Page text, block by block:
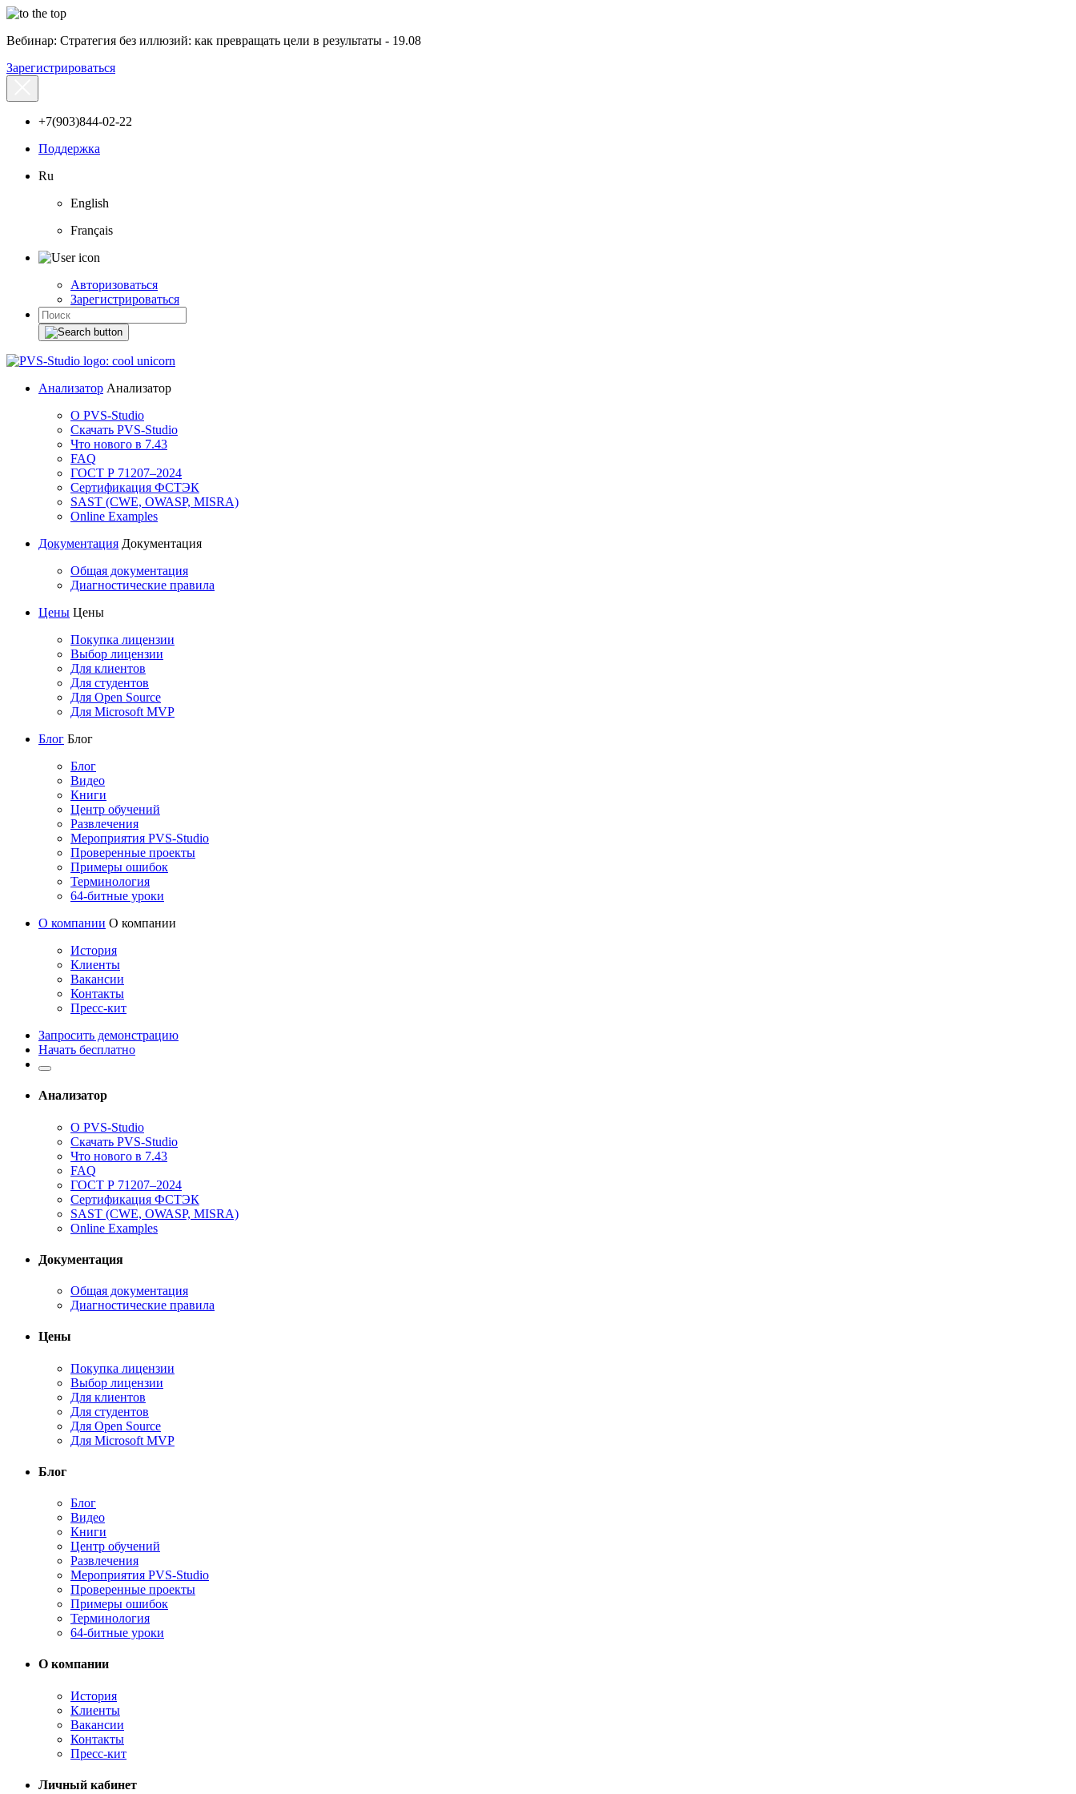
Вебинар: Стратегия без иллюзий: как превращать цели в результаты - 19.08
Зарегистрироваться
+7(903)844-02-22
Поддержка
Ru
English
Français
Авторизоваться
Зарегистрироваться
Анализатор Анализатор
О PVS-Studio
Скачать PVS-Studio
Что нового в 7.43
FAQ
ГОСТ Р 71207–2024
Сертификация ФСТЭК
SAST (CWE, OWASP, MISRA)
Online Examples
Документация Документация
Общая документация
Диагностические правила
Цены Цены
Покупка лицензии
Выбор лицензии
Для клиентов
Для студентов
Для Open Source
Для Microsoft MVP
Блог Блог
Блог
Видео
Книги
Центр обучений
Развлечения
Мероприятия PVS-Studio
Проверенные проекты
Примеры ошибок
Терминология
64-битные уроки
О компании О компании
История
Клиенты
Вакансии
Контакты
Пресс-кит
Запросить демонстрацию
Начать бесплатно
Анализатор
О PVS-Studio
Скачать PVS-Studio
Что нового в 7.43
FAQ
ГОСТ Р 71207–2024
Сертификация ФСТЭК
SAST (CWE, OWASP, MISRA)
Online Examples
Документация
Общая документация
Диагностические правила
Цены
Покупка лицензии
Выбор лицензии
Для клиентов
Для студентов
Для Open Source
Для Microsoft MVP
Блог
Блог
Видео
Книги
Центр обучений
Развлечения
Мероприятия PVS-Studio
Проверенные проекты
Примеры ошибок
Терминология
64-битные уроки
О компании
История
Клиенты
Вакансии
Контакты
Пресс-кит
Личный кабинет